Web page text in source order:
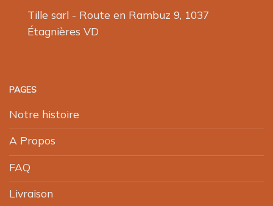
Tille sarl - Route en Rambuz 9, 1037
Étagnières VD
PAGES
Notre histoire
A Propos
FAQ
Livraison